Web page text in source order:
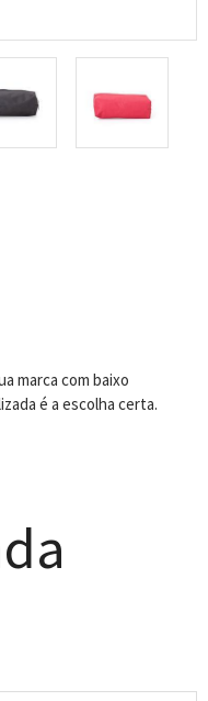
marca com baixo
é a escolha certa.